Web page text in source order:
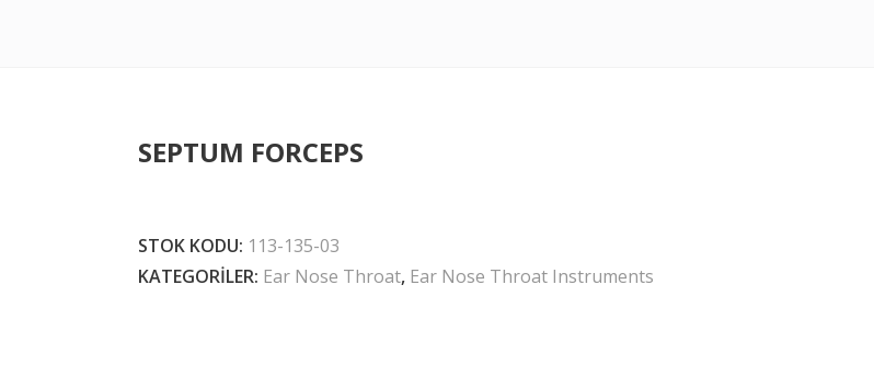
<div class=”mkd-elements-top-right”>
line-height: 12px; margin-top: 10px; margin-bottom: 1px;”>Follow Us</h6>
</div>
SEPTUM FORCEPS
STOK KODU: 113-135-03
KATEGORILER: Ear Nose Throat, Ear Nose Throat Instruments